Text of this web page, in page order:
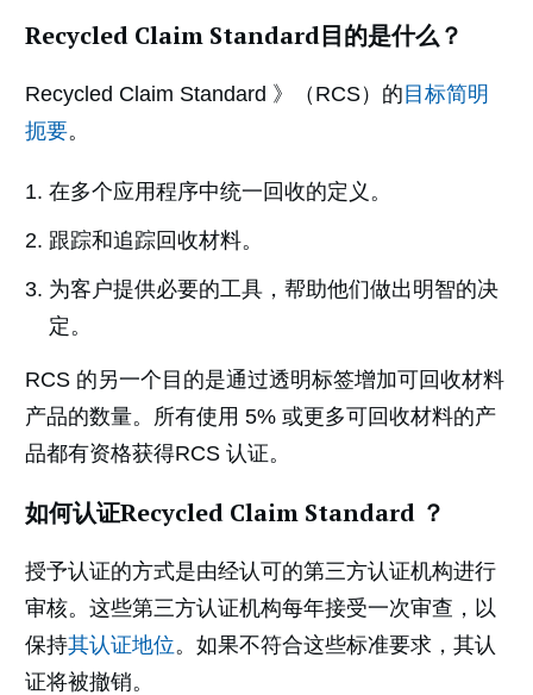
Recycled Claim Standard目的是什么？
Recycled Claim Standard 》（RCS）的目标简明
扼要。
在多个应用程序中统一回收的定义。
跟踪和追踪回收材料。
为客户提供必要的工具，帮助他们做出明智的决
定。
RCS 的另一个目的是通过透明标签增加可回收材料
产品的数量。所有使用 5% 或更多可回收材料的产
品都有资格获得RCS 认证。
如何认证Recycled Claim Standard ？
授予认证的方式是由经认可的第三方认证机构进行
审核。这些第三方认证机构每年接受一次审查，以
保持其认证地位。如果不符合这些标准要求，其认
证将被撤销。